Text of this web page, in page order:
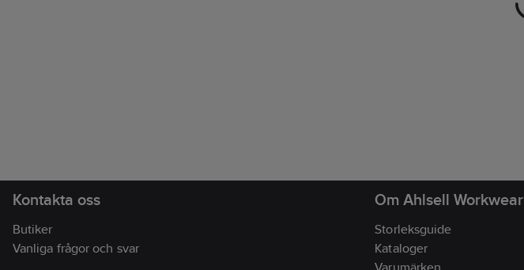
Kontakta oss
Butiker
Vanliga frågor och svar
Om Ahlsell Workwear
Storleksguide
Kataloger